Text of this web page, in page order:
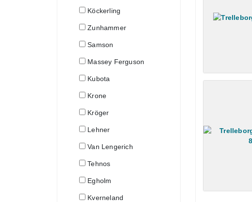
Köckerling
Zunhammer
Samson
Massey Ferguson
Kubota
Krone
Kröger
Lehner
Van Lengerich
Tehnos
Egholm
Kverneland